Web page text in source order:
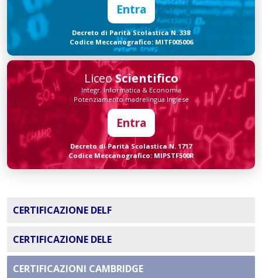
Entra
Decreto di Parità Scolastica N. 338
Codice Meccanografico: MITF005006
LiceoScientifico
Integr. Informatica & Economia
Potenziamento madrelingua Inglese
Entra
Decreto di Parità Scolastica N. 1717
Codice Meccanografico: MIPSTF500R
CERTIFICAZIONE DELF
CERTIFICAZIONE DELE
CERTIFICAZIONI CAMBRIDGE